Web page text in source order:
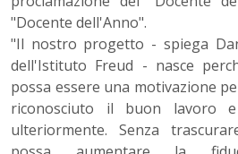
"Docente dell'Anno".
"Il nostro progetto - spiega
dell'Istituto Freud - nasce
possa essere una motivazione
riconosciuto il buon lavoro e
ulteriormente. Senza